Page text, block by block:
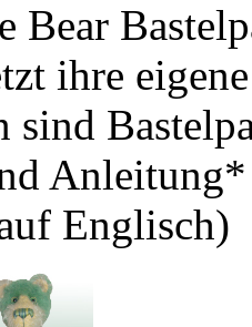
Bear
ihre
sind
Anleitung*
Englisch)